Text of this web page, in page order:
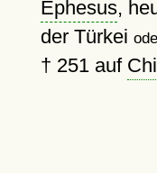
Ephesus,
der Türkei
† 251auf